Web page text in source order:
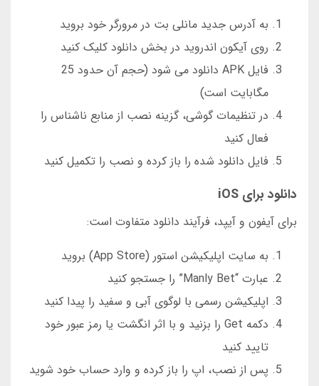
به آدرس جدید مانلی بت در مرورگر خود بروید
روی آیکون اندروید در بخش دانلود کلیک کنید
فایل APK دانلود می شود (حجم آن حدود 25
مگابایت است)
در تنظیمات گوشی، گزینه نصب از منابع ناشناس را
فعال کنید
فایل دانلود شده را باز کرده و نصب را تکمیل کنید
دانلود برای iOS
برای آیفون و آیپد، فرآیند دانلود متفاوت است:
به سایت اپلیکیشن استور (App Store) بروید
عبارت “Manly Bet” را جستجو کنید
اپلیکیشن رسمی با لوگوی آبی و سفید را پیدا کنید
دکمه Get را بزنید و با اثر انگشت یا رمز عبور خود
تایید کنید
پس از نصب، اپ را باز کرده و وارد حساب خود شوید